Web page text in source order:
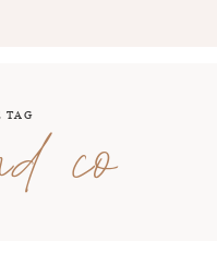
TAG
co